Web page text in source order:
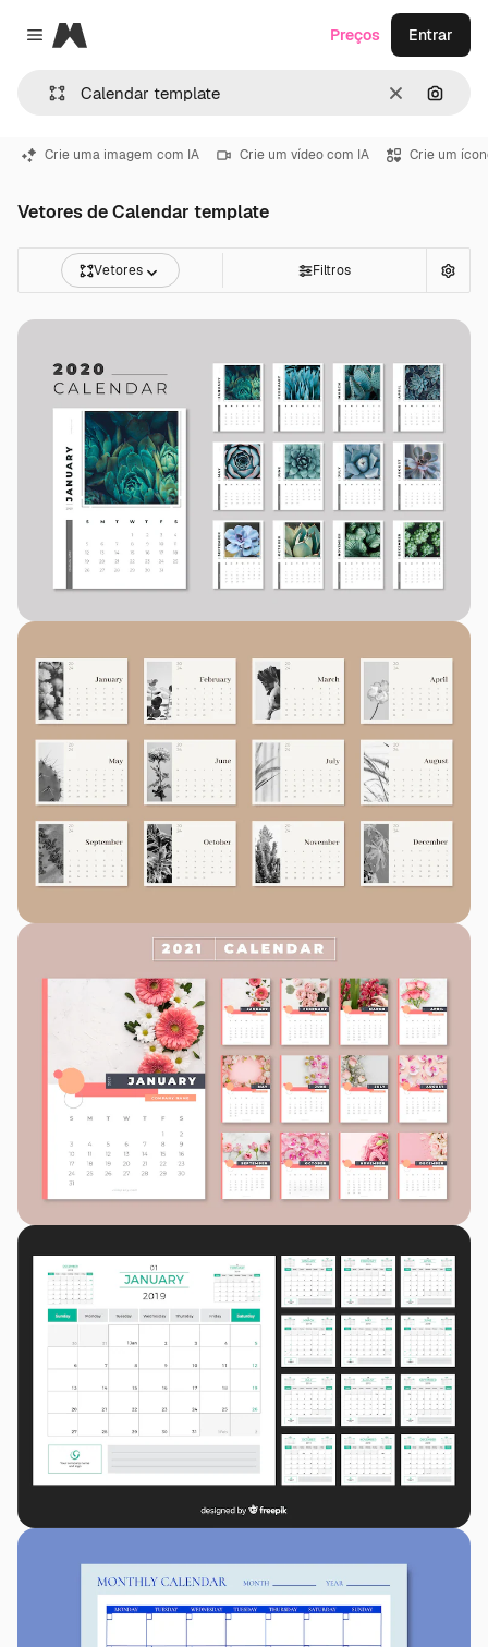
Close menu
Magnific
Limpar
Preços Entrar
Crie uma imagem com IA Crie um vídeo com IA Crie um
Vetores de Calendar template
Vetores Filtros